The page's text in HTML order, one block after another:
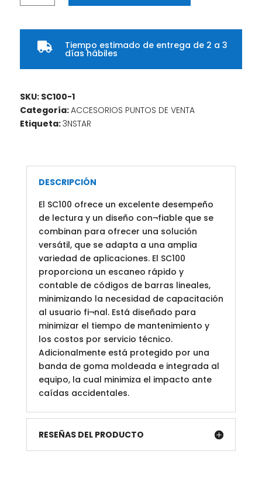
codigo
barras
3NSTAR
manos
cantidad
 Tiempo estimado de entrega de 2 a 3
días hábiles
SKU: SC100-1
Categoría:ACCESORIOS PUNTOS DE VENTA
Etiqueta:3NSTAR
DESCRIPCIÓN
El SC100 ofrece un excelente desempeño
de lectura y un diseño con¬fiable que se
combinan para ofrecer una solución
versátil, que se adapta a una amplia
variedad de aplicaciones. El SC100
proporciona un escaneo rápido y
contable de códigos de barras lineales,
minimizando la necesidad de capacitación
al usuario fi¬nal. Está diseñado para
minimizar el tiempo de mantenimiento y
los costos por servicio técnico.
Adicionalmente está protegido por una
banda de goma moldeada e integrada al
equipo, la cual minimiza el impacto ante
caídas accidentales.
RESEÑAS DEL PRODUCTO